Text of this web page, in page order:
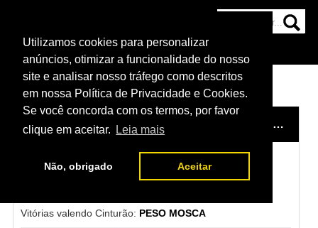
Utilizamos cookies para personalizar
anúncios, otimizar a funcionalidade do nosso
site e analisar nosso tráfego como descritos
em nossa Política de Privacidade e Cookies.
Se você concorda com os termos, por favor
clique em aceitar.
Leia mais
Não, obrigado Aceitar
NOTÍCIAS
HOME CAMPEÕES DO UFC
Joshua Van
Vitórias valendo Cinturão: PESO MOSCA